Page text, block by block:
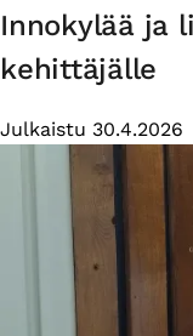
Innokylää ja
kehittäjälle
Julkaistu 30.4.2026